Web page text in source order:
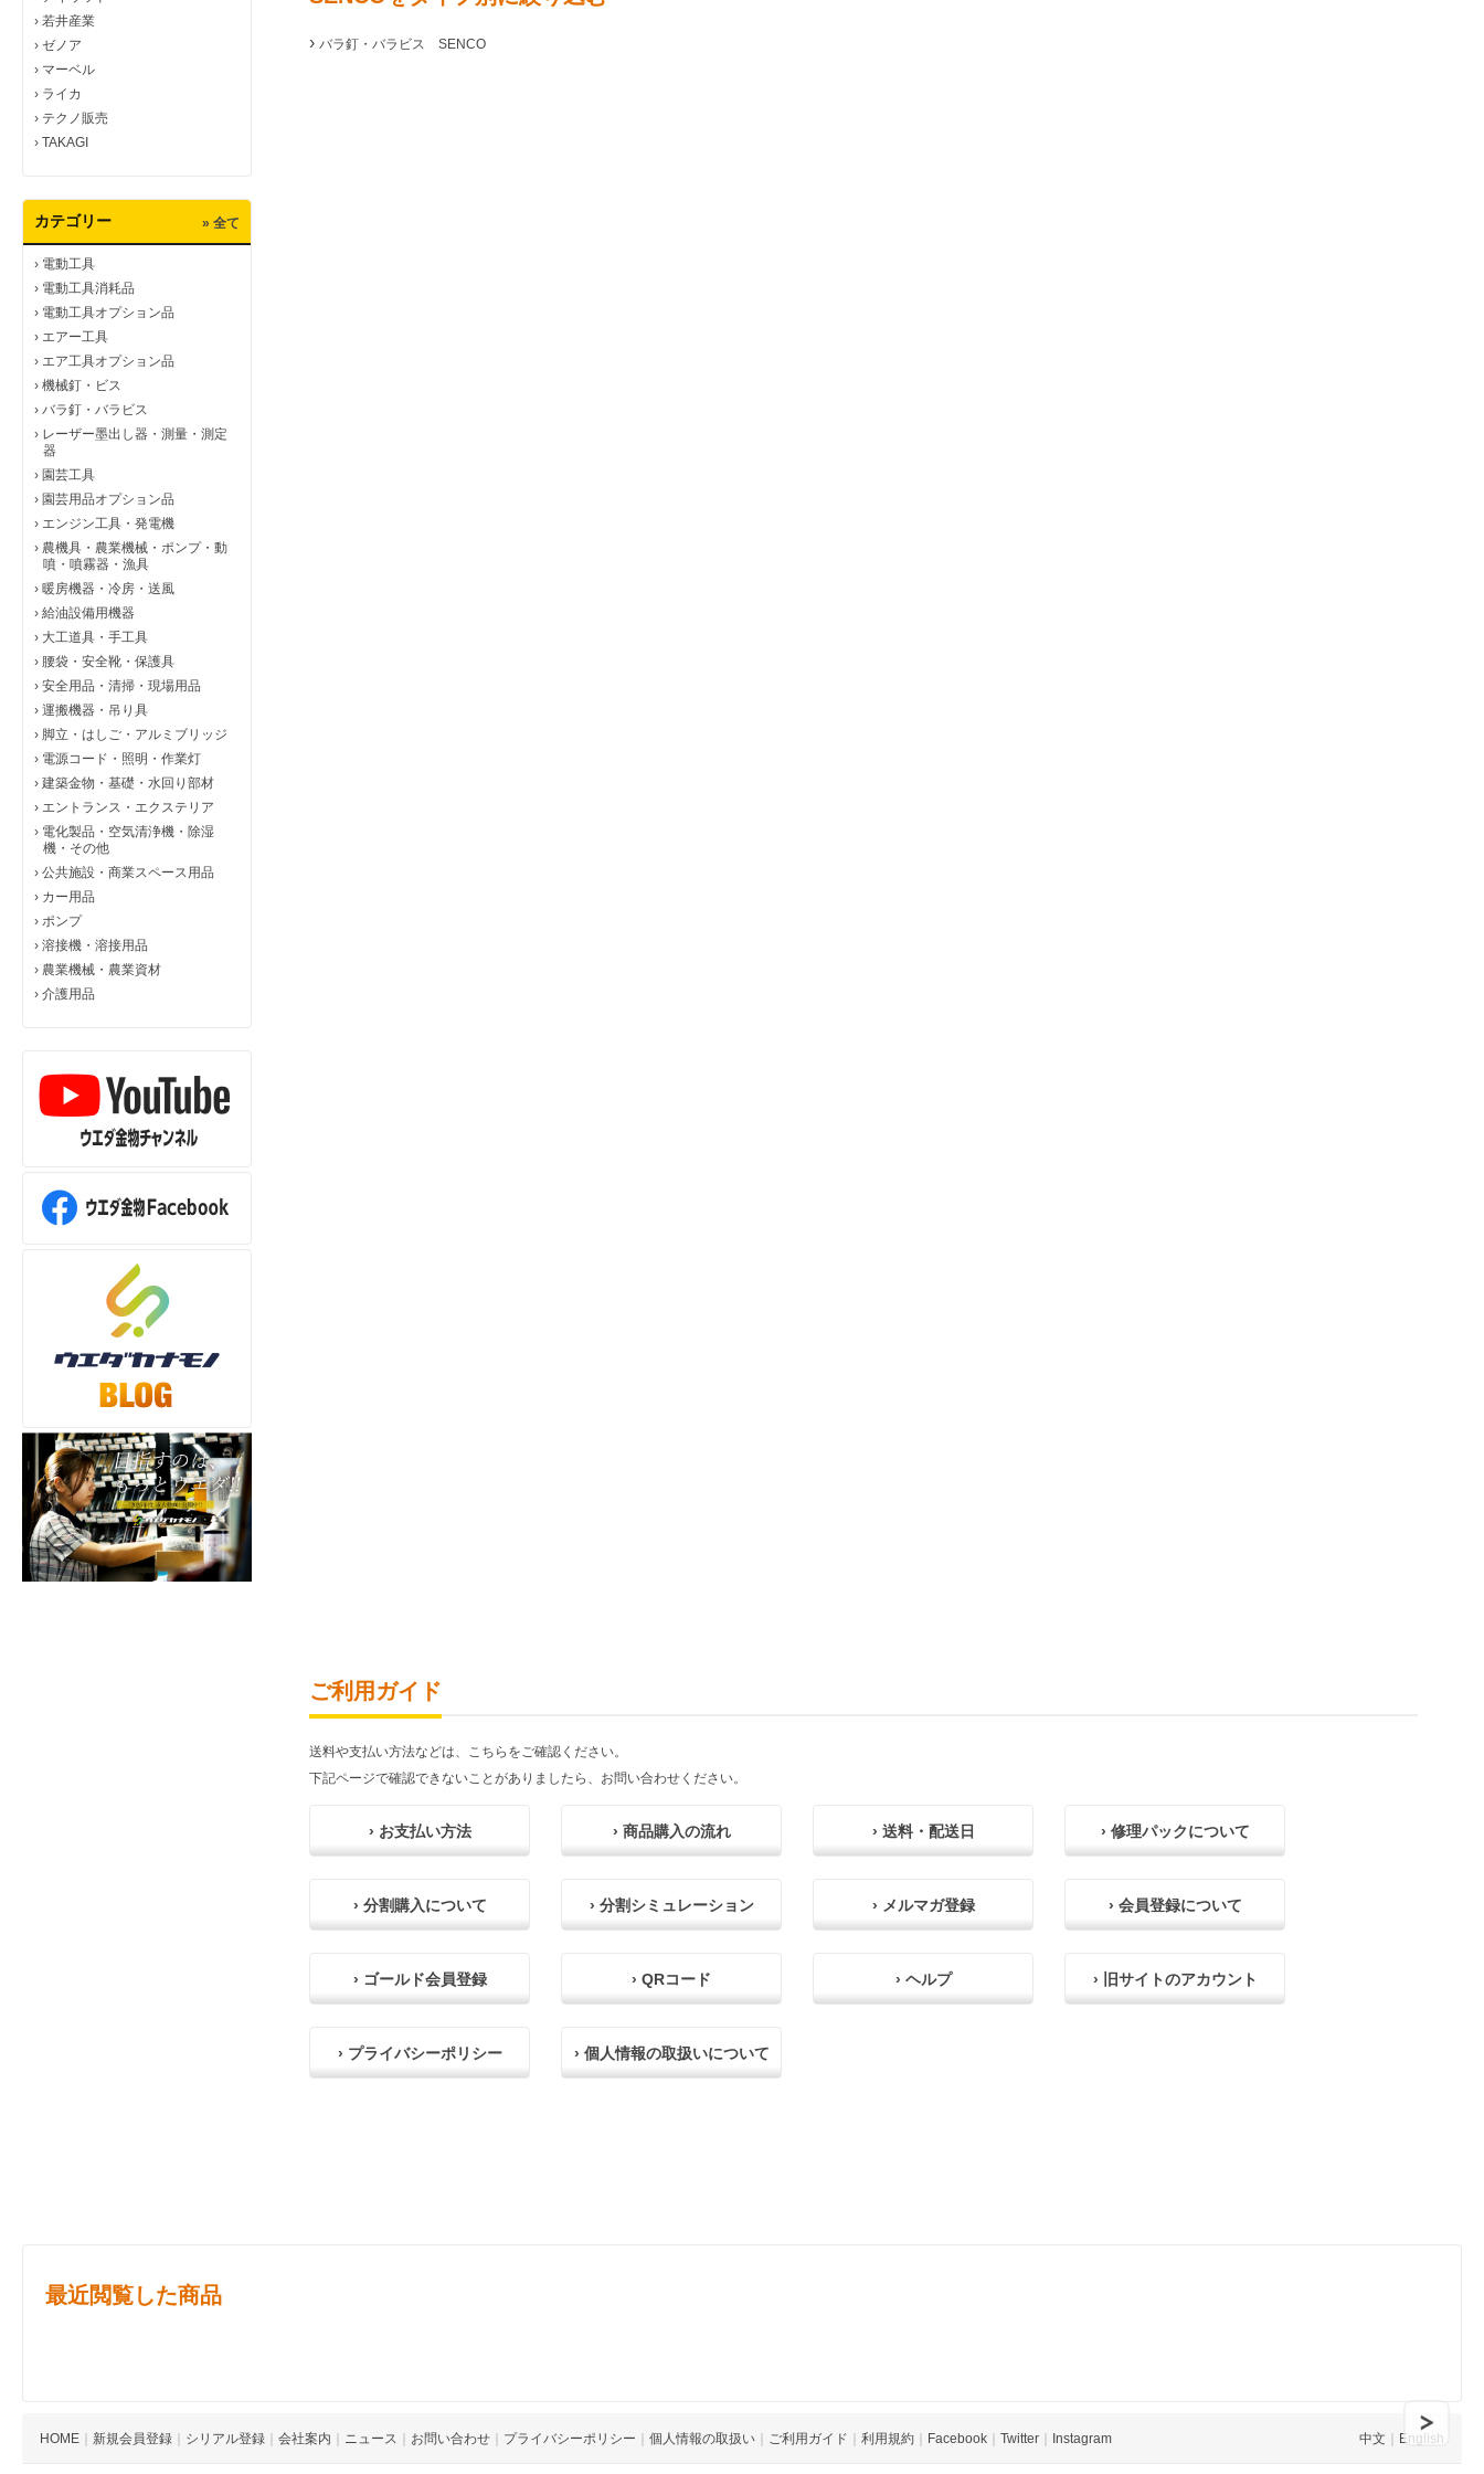
› 若井産業
› ゼノア
› マーベル
› ライカ
› テクノ販売
› TAKAGI
カテゴリー » 全て
› 電動工具
› 電動工具消耗品
› 電動工具オプション品
› エアー工具
› エア工具オプション品
› 機械釘・ビス
› バラ釘・バラビス
› レーザー墨出し器・測量・測定
器
› 園芸工具
› 園芸用品オプション品
› エンジン工具・発電機
› 農機具・農業機械・ポンプ・動
噴・噴霧器・漁具
› 暖房機器・冷房・送風
› 給油設備用機器
› 大工道具・手工具
› 腰袋・安全靴・保護具
› 安全用品・清掃・現場用品
› 運搬機器・吊り具
› 脚立・はしご・アルミブリッジ
› 電源コード・照明・作業灯
› 建築金物・基礎・水回り部材
› エントランス・エクステリア
› 電化製品・空気清浄機・除湿
機・その他
› 公共施設・商業スペース用品
› カー用品
› ポンプ
› 溶接機・溶接用品
› 農業機械・農業資材
› 介護用品
› バラ釘・バラビス SENCO
ご利用ガイド
送料や支払い方法などは、こちらをご確認ください。
下記ページで確認できないことがありましたら、お問い合わせください。
› お支払い方法 › 商品購入の流れ › 送料・配送日 › 修理パックについて
› 分割購入について › 分割シミュレーション › メルマガ登録 › 会員登録について
› ゴールド会員登録 › QRコード › ヘルプ › 旧サイトのアカウント
› プライバシーポリシー › 個人情報の取扱いについて
最近閲覧した商品
HOME 新規会員登録 シリアル登録 会社案内 ニュース お問い合わせ プライバシーポリシー 個人情報の取扱い ご利用ガイド 利用規約 Facebook Twitter Instagram 中文 English